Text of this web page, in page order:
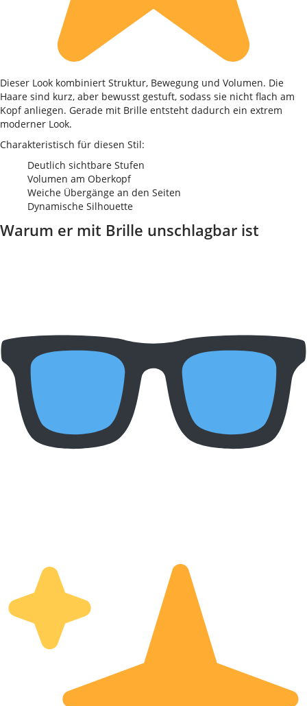
Dieser Look kombiniert Struktur, Bewegung und Volumen. Die
Haare sind kurz, aber bewusst gestuft, sodass sie nicht flach am
Kopf anliegen. Gerade mit Brille entsteht dadurch ein extrem
moderner Look.
Charakteristisch für diesen Stil:
Deutlich sichtbare Stufen
Volumen am Oberkopf
Weiche Übergänge an den Seiten
Dynamische Silhouette
Warum er mit Brille unschlagbar ist